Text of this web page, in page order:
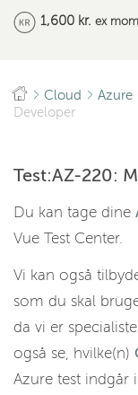
1,600 kr. ex
Cloud Azure
Developer
Test:AZ-220:
Du kan tage dine
Vue Test Center.
Vi kan også
som du skal
da vi er
også se, hvilke(n)
Azure test indgår